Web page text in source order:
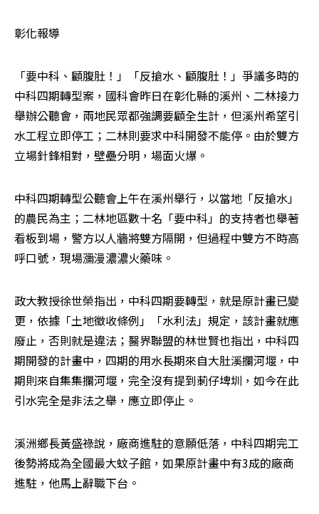
彰化報導
「要中科、顧腹肚！」「反搶水、顧腹肚！」爭議多時的
中科四期轉型案，國科會昨日在彰化縣的溪州、二林接力
舉辦公聽會，兩地民眾都強調要顧全生計，但溪州希望引
水工程立即停工；二林則要求中科開發不能停。由於雙方
立場針鋒相對，壁壘分明，場面火爆。
中科四期轉型公聽會上午在溪州舉行，以當地「反搶水」
的農民為主；二林地區數十名「要中科」的支持者也舉著
看板到場，警方以人牆將雙方隔開，但過程中雙方不時高
呼口號，現場瀰漫濃濃火藥味。
政大教授徐世榮指出，中科四期要轉型，就是原計畫已變
更，依據「土地徵收條例」「水利法」規定，該計畫就應
廢止，否則就是違法；醫界聯盟的林世賢也指出，中科四
期開發的計畫中，四期的用水長期來自大肚溪攔河堰，中
期則來自集集攔河堰，完全沒有提到莿仔埤圳，如今在此
引水完全是非法之舉，應立即停止。
溪洲鄉長黃盛祿說，廠商進駐的意願低落，中科四期完工
後勢將成為全國最大蚊子館，如果原計畫中有3成的廠商
進駐，他馬上辭職下台。